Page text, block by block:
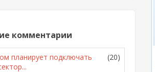
комментарии
планирует подключать
(20)